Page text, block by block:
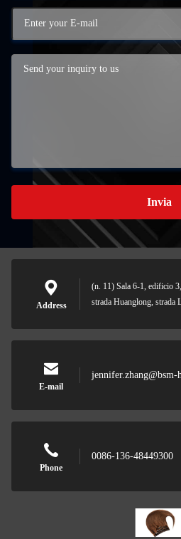
Invia
Address
(n. 11) Sala 6-1, edificio
strada Huanglong, strada
E-mail
jennifer.zhang@bsm-
Phone
0086-136-48449300